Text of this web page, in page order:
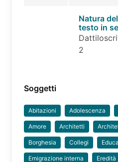
Natura del
testo in
2
Soggetti
Abitazioni Adolescenza
Amore Architetti
Borghesia Collegi
Emigrazione interna Eredità